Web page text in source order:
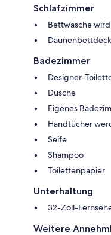
Schlafzimmer
Bettwäsche
Badezimmer
Designer-
Dusche
Eigenes
Handtücher
Seife
Shampoo
Toilettenpapier
Unterhaltung
32-Zoll-
Weitere